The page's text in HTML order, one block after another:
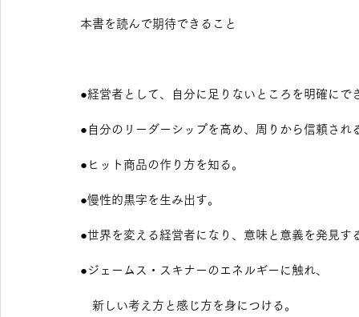
本書を読んで期待できること
●経営者として、自分に足りないところを明確にで
●自分のリーダーシップを高め、周りから信頼され
●ヒット商品の作り方を知る。
●慢性的黒字を生み出す。
●世界を変える経営者になり、意味と意義を発見す
●ジェームス・スキナーのエネルギーに触れ、
新しい考え方と感じ方を身につける。